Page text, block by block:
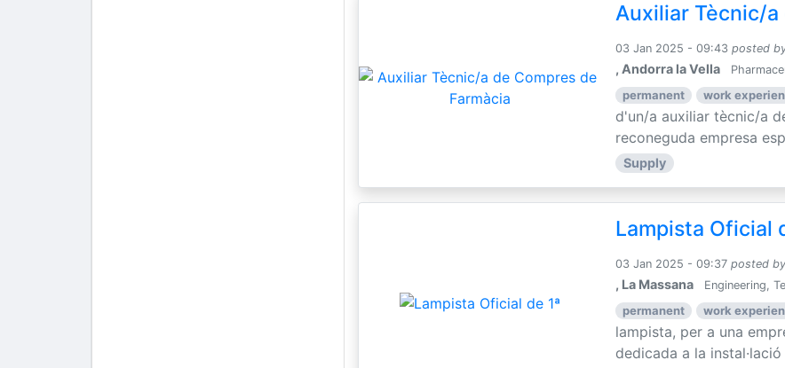
Auxiliar Tècnic/a
03 Jan 2025 - 09:43 posted
, Andorra la Vella
permanent work
d'un/a auxiliar tècnic/a
reconeguda empresa
Supply
Lampista Oficial
03 Jan 2025 - 09:37 posted by
, La Massana Engineering,
permanent work
lampista, per a una
dedicada a la